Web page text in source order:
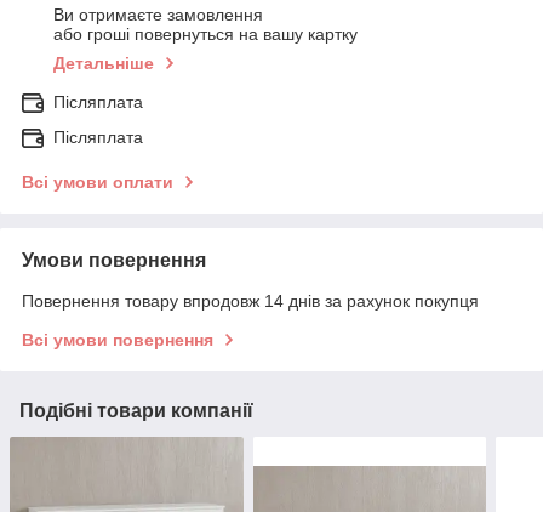
Ви отримаєте замовлення
або гроші повернуться на вашу картку
Детальніше
Післяплата
Післяплата
Всі умови оплати
Умови повернення
Повернення товару впродовж 14 днів за рахунок покупця
Всі умови повернення
Подібні товари компанії